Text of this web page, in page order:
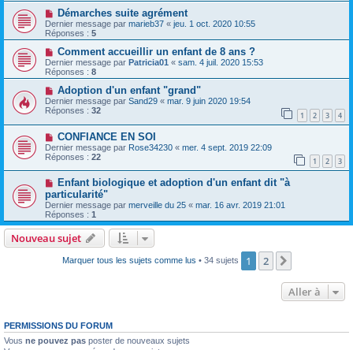
Démarches suite agrément
Dernier message par marieb37 « jeu. 1 oct. 2020 10:55
Réponses : 5
Comment accueillir un enfant de 8 ans ?
Dernier message par Patricia01 « sam. 4 juil. 2020 15:53
Réponses : 8
Adoption d'un enfant "grand"
Dernier message par Sand29 « mar. 9 juin 2020 19:54
Réponses : 32 1 2 3 4
CONFIANCE EN SOI
Dernier message par Rose34230 « mer. 4 sept. 2019 22:09
Réponses : 22 1 2 3
Enfant biologique et adoption d'un enfant dit "à
particularité"
Dernier message par merveille du 25 « mar. 16 avr. 2019 21:01
Réponses : 1
Nouveau sujet
Marquer tous les sujets comme lus • 34 sujets 1 2
Aller à
PERMISSIONS DU FORUM
Vous ne pouvez pas poster de nouveaux sujets